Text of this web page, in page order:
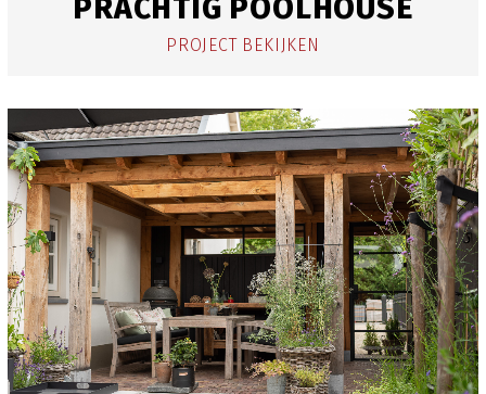
PRACHTIG POOLHOUSE
PROJECT BEKIJKEN